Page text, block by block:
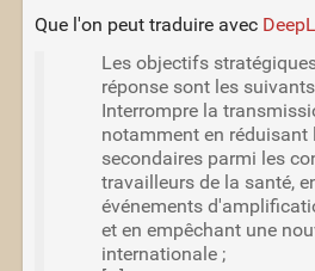
Que l'on peut traduire avec DeepL
Les objectifs
réponse sont les suivants
Interrompre la
notamment en réduisant
secondaires parmi les
travailleurs de la santé,
événements
et en empêchant une
internationale ;